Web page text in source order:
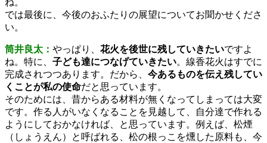
では最後に、今後のおふたりの展望についてお聞かせくださ
い。
筒井良太： やっぱり、 花火を後世に残していきたいですよ
ね。特に、 子ども達につなげていきたい。線香花火はすでに
完成されつつあります。だから、 今あるものを伝え残してい
くことが私の使命だと思っています。
そのためには、昔からある材料が無くなってしまっては大変
です。作る人がいなくなることを見越して、自分達で作れる
ようにしておかなければ、と思っています。例えば、松煙
（しょうえん）と呼ばれる、松の根っこを燻した原料も、今